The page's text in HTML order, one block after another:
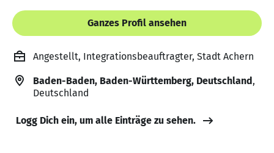
Ganzes Profil ansehen
Angestellt, Integrationsbeauftragter, Stadt Achern
Baden-Baden, Baden-Württemberg, Deutschland,
Deutschland
Logg Dich ein, um alle Einträge zu sehen.